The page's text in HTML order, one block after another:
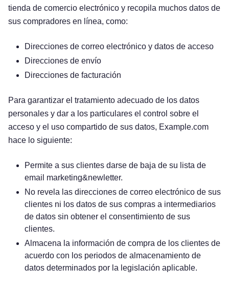
tienda de comercio electrónico y recopila muchos datos de
sus compradores en línea, como:
Direcciones de correo electrónico y datos de acceso
Direcciones de envío
Direcciones de facturación
Para garantizar el tratamiento adecuado de los datos
personales y dar a los particulares el control sobre el
acceso y el uso compartido de sus datos, Example.com
hace lo siguiente:
Permite a sus clientes darse de baja de su lista de
email marketing&newletter.
No revela las direcciones de correo electrónico de sus
clientes ni los datos de sus compras a intermediarios
de datos sin obtener el consentimiento de sus
clientes.
Almacena la información de compra de los clientes de
acuerdo con los periodos de almacenamiento de
datos determinados por la legislación aplicable.